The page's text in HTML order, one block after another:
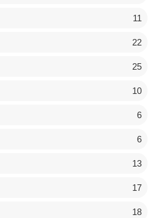
11
22
25
10
6
6
13
17
18